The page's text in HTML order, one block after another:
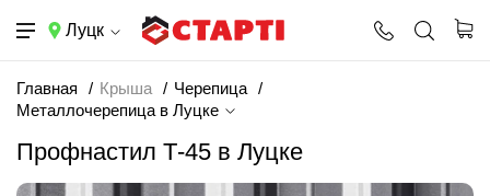
Луцк
Главная Крыша
Черепица
Металлочерепица в Луцке
Профнастил Т-45 в Луцке